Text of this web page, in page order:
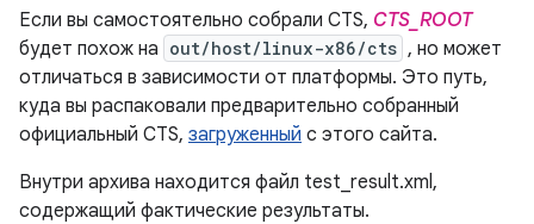
Если вы самостоятельно собрали CTS, CTS_ROOT
будет похож на out/host/linux-x86/cts , но может
отличаться в зависимости от платформы. Это путь,
куда вы распаковали предварительно собранный
официальный CTS, загруженный с этого сайта.
Внутри архива находится файл test_result.xml,
содержащий фактические результаты.